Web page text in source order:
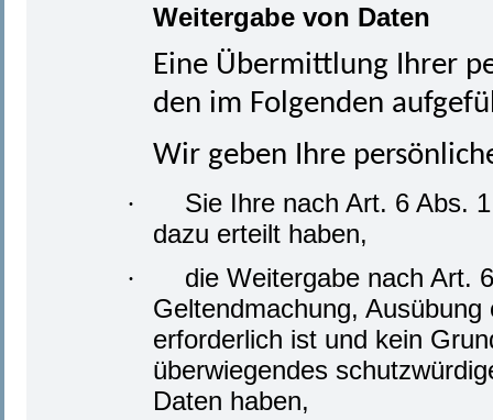
Weitergabe von Daten
Eine Übermittlung Ihrer
den im Folgenden
Wir geben Ihre
·
Sie Ihre nach Art. 6 Abs.
dazu erteilt haben,
·
die Weitergabe nach Art.
Geltendmachung,
erforderlich ist und kein
überwiegendes
Daten haben,